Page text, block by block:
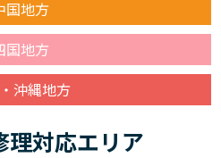
国地方
国地方
沖縄地方
理対応エリア